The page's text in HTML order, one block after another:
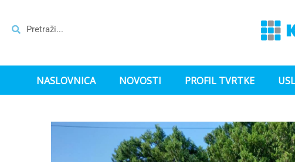
NASLOVNICA NOVOSTI PROFIL TVRTKE